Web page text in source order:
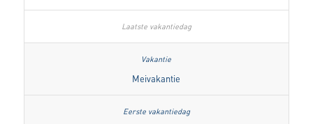
Meivakantie